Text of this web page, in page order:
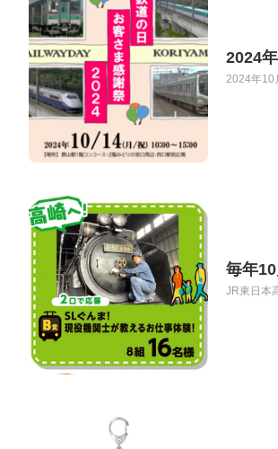
2024
2024年10
毎年
JR東日本